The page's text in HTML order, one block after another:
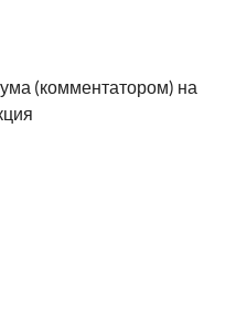
(комментатором) на